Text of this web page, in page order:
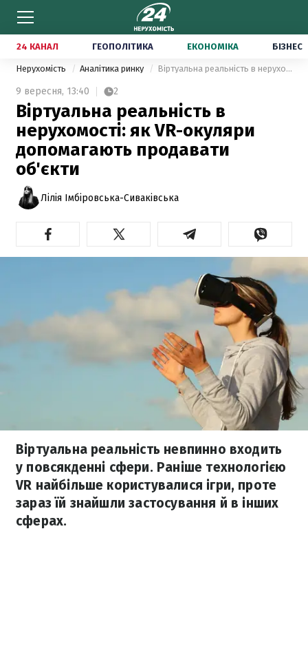
24 КАНАЛ ГЕОПОЛІТИКА ЕКОНОМІКА БІЗНЕС
Нерухомість Аналітика ринку Віртуальна реальність в нерухомості: як VR-окуляри допомагають продавати об'єкти
9 вересня, 13:40 2
Віртуальна реальність в
нерухомості: як VR-окуляри
допомагають продавати
об'єкти
Лілія Імбіровська-Сиваківська
Віртуальна реальність невпинно входить
у повсякденні сфери. Раніше технологією
VR найбільше користувалися ігри, проте
зараз їй знайшли застосування й в інших
сферах.